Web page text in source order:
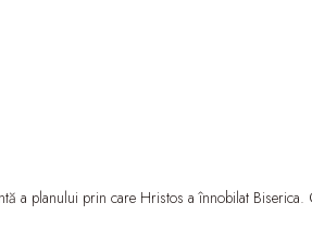
a planului prin care Hristos a înnobilat Biserica.